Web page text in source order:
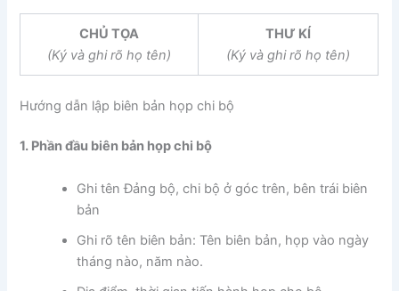
CHỦ TỌA
(Ký và ghi rõ họ tên)
THƯ KÍ
(Ký và ghi rõ họ tên)
Hướng dẫn lập biên bản họp chi bộ
1. Phần đầu biên bản họp chi bộ
Ghi tên Đảng bộ, chi bộ ở góc trên, bên trái biên
bản
Ghi rõ tên biên bản: Tên biên bản, họp vào ngày
tháng nào, năm nào.